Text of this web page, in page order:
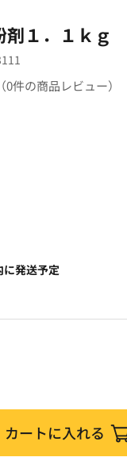
１．１ｋｇ
（0件の商品レビュー）
発送予定
カートに入れる